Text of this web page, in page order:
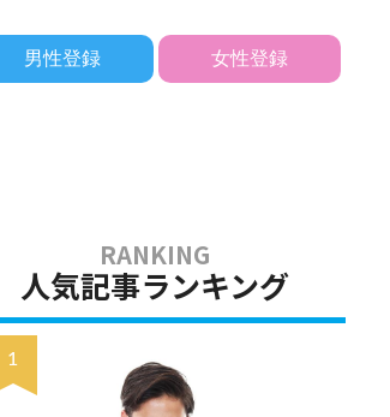
男性登録 女性登録
人気記事ランキング